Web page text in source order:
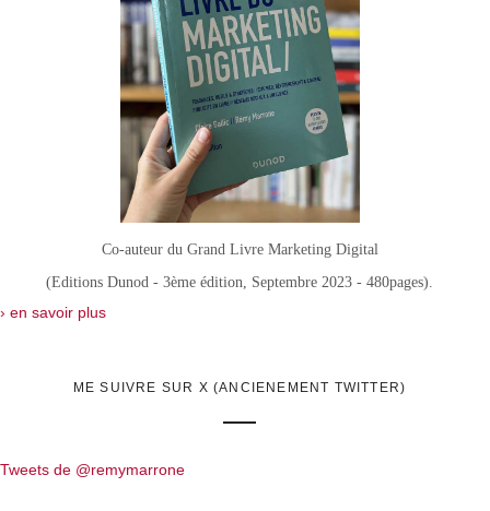
Co-auteur du Grand Livre Marketing Digital
(Editions Dunod - 3ème édition, Septembre 2023 - 480pages).
› en savoir plus
ME SUIVRE SUR X (ANCIENEMENT TWITTER)
Tweets de @remymarrone